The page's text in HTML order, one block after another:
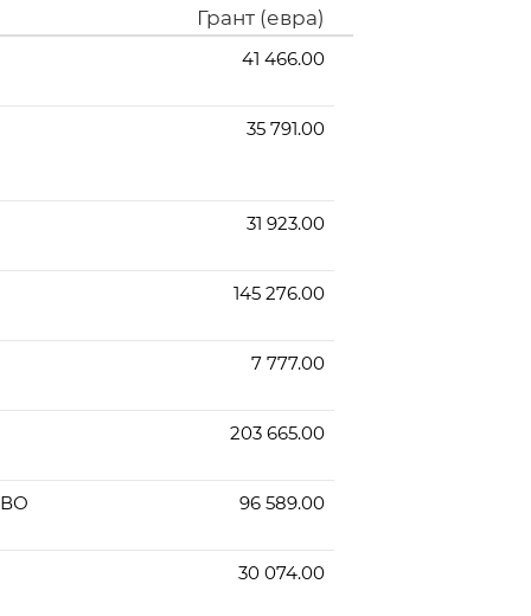
Грант (евра)
41 466.00
35 791.00
31 923.00
145 276.00
7 777.00
203 665.00
96 589.00
30 074.00